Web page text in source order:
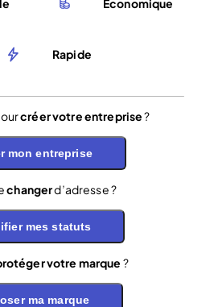
Économique
Rapide
créer votre entreprise?
mon entreprise
changerd’adresse ?
mes statuts
votre marque ?
ma marque